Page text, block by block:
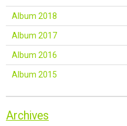
Album 2018
Album 2017
Album 2016
Album 2015
Archives